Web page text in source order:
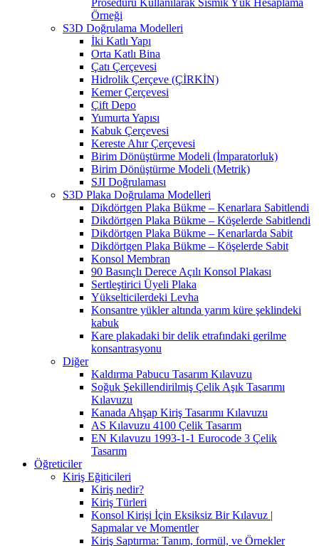
Prosedürü Kullanılarak Sismik Yük Hesaplama
Örneği
S3D Doğrulama Modelleri
İki Katlı Yapı
Orta Katlı Bina
Çatı Çerçevesi
Hidrolik Çerçeve (ÇİRKİN)
Kemer Çerçevesi
Çift Depo
Yumurta Yapısı
Kabuk Çerçevesi
Kereste Ahır Çerçevesi
Birim Dönüştürme Modeli (İmparatorluk)
Birim Dönüştürme Modeli (Metrik)
SJI Doğrulaması
S3D Plaka Doğrulama Modelleri
Dikdörtgen Plaka Bükme – Kenarlara Sabitlendi
Dikdörtgen Plaka Bükme – Köşelerde Sabitlendi
Dikdörtgen Plaka Bükme – Kenarlarda Sabit
Dikdörtgen Plaka Bükme – Köşelerde Sabit
Konsol Membran
90 Basınçlı Derece Açılı Konsol Plakası
Sertleştirici Üyeli Plaka
Yükselticilerdeki Levha
Konsantre yükler altında yarım küre şeklindeki
kabuk
Kare plakadaki bir delik etrafındaki gerilme
konsantrasyonu
Diğer
Kaldırma Pabucu Tasarım Kılavuzu
Soğuk Şekillendirilmiş Çelik Aşık Tasarımı
Kılavuzu
Kanada Ahşap Kiriş Tasarımı Kılavuzu
AS Kılavuzu 4100 Çelik Tasarım
EN Kılavuzu 1993-1-1 Eurocode 3 Çelik
Tasarım
Öğreticiler
Kiriş Eğiticileri
Kiriş nedir?
Kiriş Türleri
Konsol Kirişi İçin Eksiksiz Bir Kılavuz |
Sapmalar ve Momentler
Kiriş Saptırma: Tanım, formül, ve Örnekler